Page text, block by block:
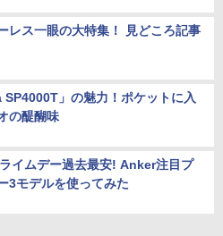
レス一眼の大特集！ 見どころ記事
SP4000T」の魅力！ポケットに入
の醍醐味
イムデー過去最安! Anker注目プ
3モデルを使ってみた